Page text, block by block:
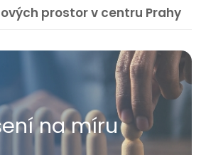
prostor v centru Prahy
na míru